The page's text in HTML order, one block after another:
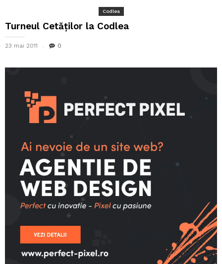
Codlea
Turneul Cetăţilor la Codlea
23 mai 2011 0